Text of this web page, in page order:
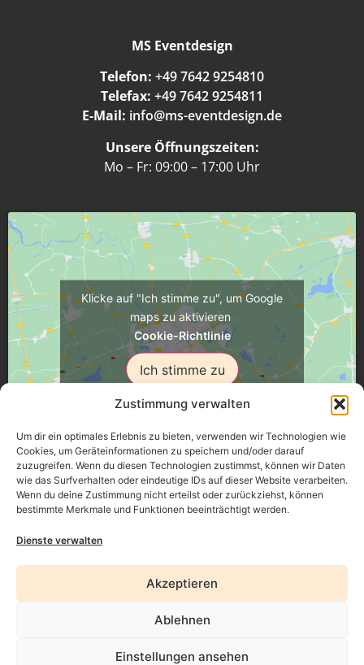
Zustimmung verwalten
Um dir ein optimales Erlebnis zu bieten, verwenden wir Technologien wie
Cookies, um Geräteinformationen zu speichern und/oder darauf
zuzugreifen. Wenn du diesen Technologien zustimmst, können wir Daten
wie das Surfverhalten oder eindeutige IDs auf dieser Website verarbeiten.
Wenn du deine Zustimmung nicht erteilst oder zurückziehst, können
bestimmte Merkmale und Funktionen beeinträchtigt werden.
Dienste verwalten
Akzeptieren
Ablehnen
Einstellungen ansehen
MS Eventdesign
Telefon: +49 7642 9254810
Telefax: +49 7642 9254811
E-Mail: info@ms-eventdesign.de
Unsere Öffnungszeiten:
Mo – Fr: 09:00 – 17:00 Uhr
Klicke auf "Ich stimme zu", um Google
maps zu aktivieren
Cookie-Richtlinie
Ich stimme zu
Üsenberger Strasse 11, 79346 Endingen a.K.
Erklärung zur Barrierefreiheit
AGB
Widerrufsrecht